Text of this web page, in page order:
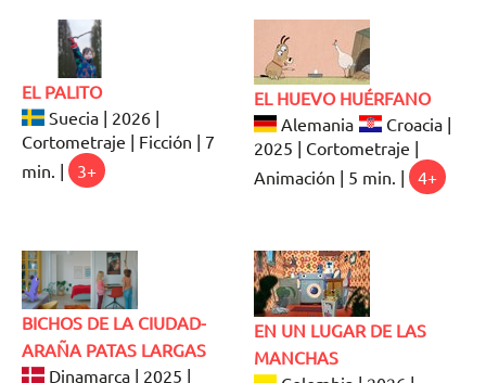
EL PALITO
Suecia | 2026 |
Cortometraje | Ficción | 7
min. |
3+
EL HUEVO HUÉRFANO
Alemania
Croacia |
2025 | Cortometraje |
Animación | 5 min. |
4+
BICHOS DE LA CIUDAD-
ARAÑA PATAS LARGAS
Dinamarca | 2025 |
EN UN LUGAR DE LAS
MANCHAS